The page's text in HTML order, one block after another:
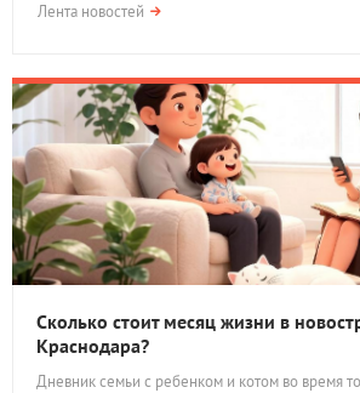
Лента новостей
Сколько стоит месяц жизни в
Краснодара?
Дневник семьи с ребенком и котом во время